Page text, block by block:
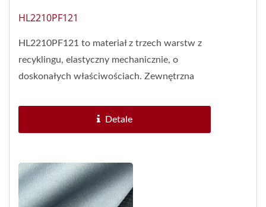
HL2210PF121
HL2210PF121 to materiał z trzech warstw z
recyklingu, elastyczny mechanicznie, o
doskonałych właściwościach. Zewnętrzna
Detale